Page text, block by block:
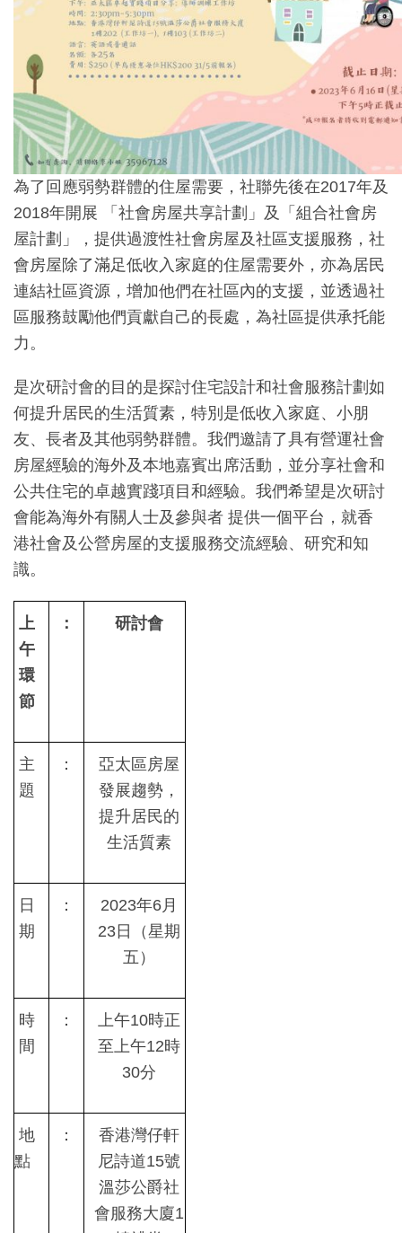
為了回應弱勢群體的住屋需要，社聯先後在2017年及
2018年開展 「社會房屋共享計劃」及「組合社會房
屋計劃」，提供過渡性社會房屋及社區支援服務，社
會房屋除了滿足低收入家庭的住屋需要外，亦為居民
連結社區資源，增加他們在社區內的支援，並透過社
區服務鼓勵他們貢獻自己的長處，為社區提供承托能
力。
是次研討會的目的是探討住宅設計和社會服務計劃如
何提升居民的生活質素，特別是低收入家庭、小朋
友、長者及其他弱勢群體。我們邀請了具有營運社會
房屋經驗的海外及本地嘉賓出席活動，並分享社會和
公共住宅的卓越實踐項目和經驗。我們希望是次研討
會能為海外有關人士及參與者 提供一個平台，就香
港社會及公營房屋的支援服務交流經驗、研究和知
識。
上
午
環
節
： 研討會
主
題
：
亞太區房屋
發展趨勢，
提升居民的
生活質素
日
期
： 2023年6 月
23日（星期
五）
時
間
： 上午10時正
至上午12時
30分
地
點
：
香港灣仔軒
尼詩道15號
溫莎公爵社
會服務大廈1